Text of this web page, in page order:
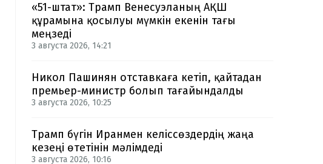
«51-штат»: Трамп Венесуэланың АҚШ
құрамына қосылуы мүмкін екенін тағы
меңзеді
3 августа 2026, 14:21
Никол Пашинян отставкаға кетіп, қайтадан
премьер-министр болып тағайындалды
3 августа 2026, 10:25
Трамп бүгін Иранмен келіссөздердің жаңа
кезеңі өтетінін мәлімдеді
3 августа 2026, 10:16